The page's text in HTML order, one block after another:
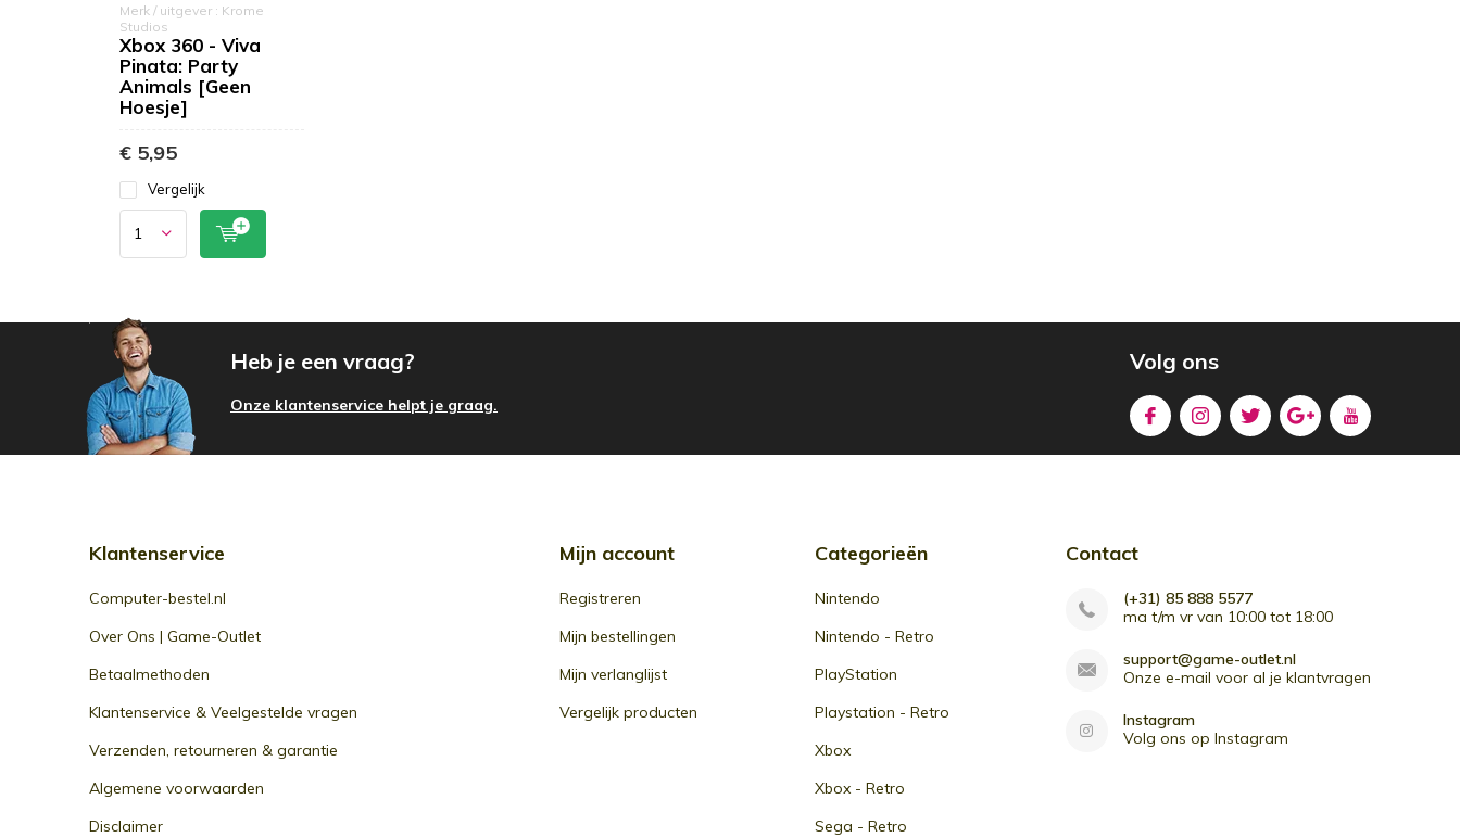
Merk / uitgever : Krome
Studios
Xbox 360 - Viva
Pinata: Party
Animals [Geen
Hoesje]
€ 5,95
Vergelijk
Heb je een vraag?
Onze klantenservice helpt je graag.
Volg ons
Klantenservice
Computer-bestel.nl
Over Ons | Game-Outlet
Betaalmethoden
Klantenservice & Veelgestelde vragen
Verzenden, retourneren & garantie
Algemene voorwaarden
Disclaimer
Mijn account
Registreren
Mijn bestellingen
Mijn verlanglijst
Vergelijk producten
Categorieën
Nintendo
Nintendo - Retro
PlayStation
Playstation - Retro
Xbox
Xbox - Retro
Sega - Retro
Contact
(+31) 85 888 5577
ma t/m vr van 10:00 tot 18:00
support@game-outlet.nl
Onze e-mail voor al je klantvragen
Instagram
Volg ons op Instagram